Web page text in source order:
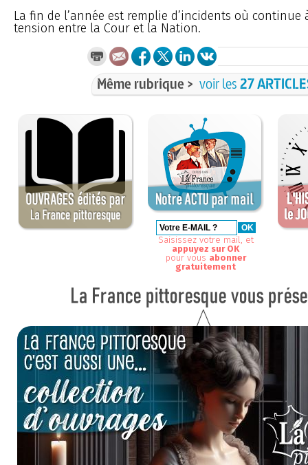
La fin de l’année est remplie d’incidents où continue
tension entre la Cour et la Nation.
Même rubrique > voir les27
Saisissez votre mail, et
appuyez sur OK
pour vous abonner
gratuitement